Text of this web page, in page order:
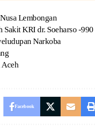
Lembongan
Sakit KRI dr. Soeharso -990
Narkoba
Facebook